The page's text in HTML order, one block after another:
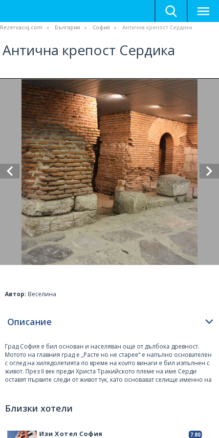
Rezervaciq.com България София Антична крепост Сердика
Антична крепост Сердика
Автор: Веселина
Описание
Град София е бил основан и населяван още от дълбока древност.
Мотото на главния град е „Расте но не старее“ е напълно основателен
с оглед на хилядолетията по време на които винаги е бил изпълнен с
живот. През II век преди Христа Тракийското племе на име Серди
оставят първите следи от живот тук, като основават селище именно на
Тракийското селище попада по властта на римляните през I век от
новото летоброене. Те му дават известното име Сердика. Има
завладял селището и основава тук военен лагер. По-късно при
Близки хотели
7.80
Изи Хотел София